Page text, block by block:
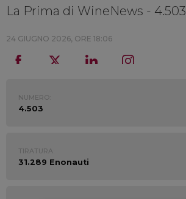
La Prima di WineNews - 4.503
24 GIUGNO 2026, ORE 18:06
NUMERO:
4.503
TIRATURA:
31.289 Enonauti